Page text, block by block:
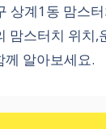
상계1동 맘스
맘스터치 위치,
께 알아보세요.